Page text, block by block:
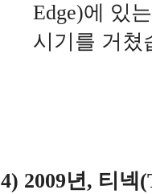
Edge)에 있
시기를 거쳤
4) 2009년, 티넥